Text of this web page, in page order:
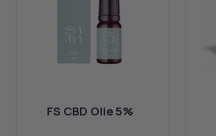
FS CBD Olie 5%